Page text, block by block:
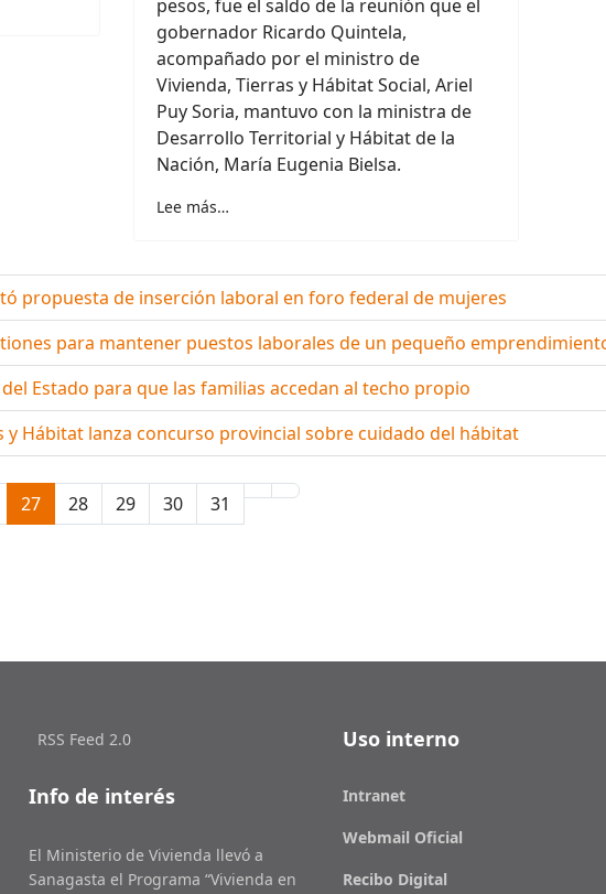
pesos, fue el saldo de la reunión que el
gobernador Ricardo Quintela,
acompañado por el ministro de
Vivienda, Tierras y Hábitat Social, Ariel
Puy Soria, mantuvo con la ministra de
Desarrollo Territorial y Hábitat de la
Nación, María Eugenia Bielsa.
Lee más…
propuesta de inserción laboral en foro federal de mujeres
para mantener puestos laborales de un pequeño
Estado para que las familias accedan al techo propio
y Hábitat lanza concurso provincial sobre cuidado del hábitat
27 28 29 30 31
RSS Feed 2.0
Info de interés
El Ministerio de Vivienda llevó a
Sanagasta el Programa “Vivienda en
Uso interno
Intranet
Webmail Oficial
Recibo Digital